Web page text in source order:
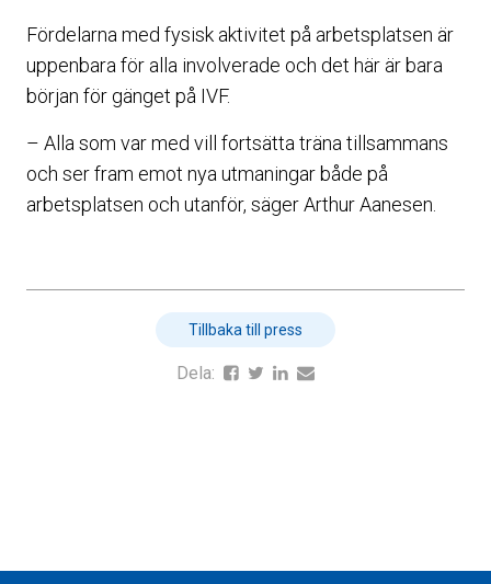
Fördelarna med fysisk aktivitet på arbetsplatsen är
uppenbara för alla involverade och det här är bara
början för gänget på IVF.
– Alla som var med vill fortsätta träna tillsammans
och ser fram emot nya utmaningar både på
arbetsplatsen och utanför, säger Arthur Aanesen.
Tillbaka till press
Dela: